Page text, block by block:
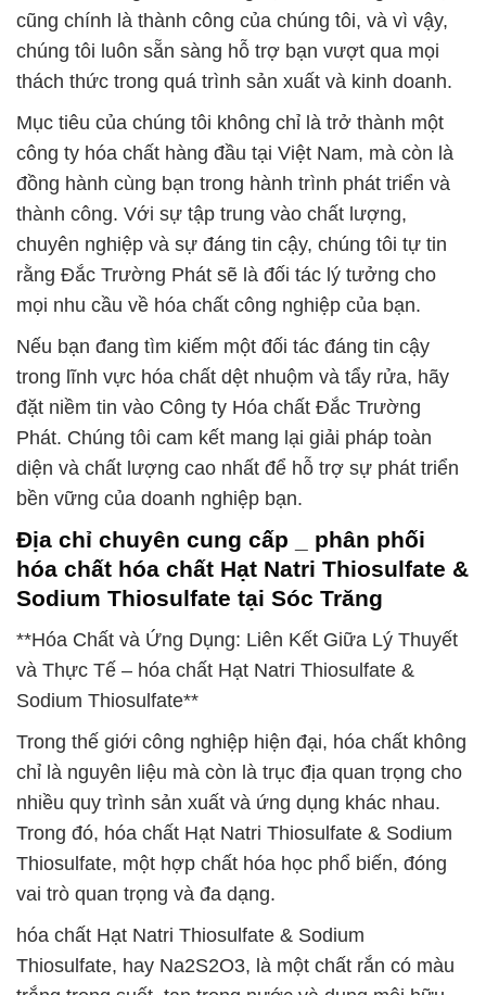
cũng chính là thành công của chúng tôi, và vì vậy,
chúng tôi luôn sẵn sàng hỗ trợ bạn vượt qua mọi
thách thức trong quá trình sản xuất và kinh doanh.
Mục tiêu của chúng tôi không chỉ là trở thành một
công ty hóa chất hàng đầu tại Việt Nam, mà còn là
đồng hành cùng bạn trong hành trình phát triển và
thành công. Với sự tập trung vào chất lượng,
chuyên nghiệp và sự đáng tin cậy, chúng tôi tự tin
rằng Đắc Trường Phát sẽ là đối tác lý tưởng cho
mọi nhu cầu về hóa chất công nghiệp của bạn.
Nếu bạn đang tìm kiếm một đối tác đáng tin cậy
trong lĩnh vực hóa chất dệt nhuộm và tẩy rửa, hãy
đặt niềm tin vào Công ty Hóa chất Đắc Trường
Phát. Chúng tôi cam kết mang lại giải pháp toàn
diện và chất lượng cao nhất để hỗ trợ sự phát triển
bền vững của doanh nghiệp bạn.
Địa chỉ chuyên cung cấp _ phân phối
hóa chất hóa chất Hạt Natri Thiosulfate &
Sodium Thiosulfate tại Sóc Trăng
**Hóa Chất và Ứng Dụng: Liên Kết Giữa Lý Thuyết
và Thực Tế – hóa chất Hạt Natri Thiosulfate &
Sodium Thiosulfate**
Trong thế giới công nghiệp hiện đại, hóa chất không
chỉ là nguyên liệu mà còn là trục địa quan trọng cho
nhiều quy trình sản xuất và ứng dụng khác nhau.
Trong đó, hóa chất Hạt Natri Thiosulfate & Sodium
Thiosulfate, một hợp chất hóa học phổ biến, đóng
vai trò quan trọng và đa dạng.
hóa chất Hạt Natri Thiosulfate & Sodium
Thiosulfate, hay Na2S2O3, là một chất rắn có màu